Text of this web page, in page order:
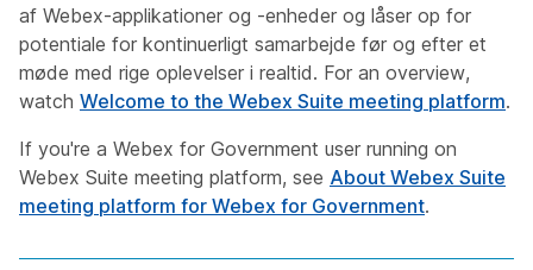
af Webex-applikationer og -enheder og låser op for
potentiale for kontinuerligt samarbejde før og efter et
møde med rige oplevelser i realtid. For an overview,
watch Welcome to the Webex Suite meeting platform.
If you're a Webex for Government user running on
Webex Suite meeting platform, see About Webex Suite
meeting platform for Webex for Government.